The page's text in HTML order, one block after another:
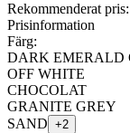
Rekommenderat pris:
Prisinformation
Färg:
DARK EMERALD
OFF WHITE
CHOCOLAT
GRANITE GREY
SAND +2